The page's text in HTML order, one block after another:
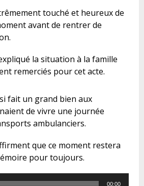
touché et heureux de
avant de rentrer de
la situation à la famille
remerciés pour cet acte.
fait un grand bien aux
de vivre une journée
ambulanciers.
que ce moment restera
pour toujours.
00:00